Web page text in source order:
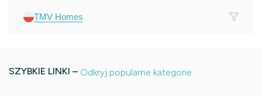
TMV Homes
SZYBKIE LINKI – Odkryj popularne kategorie